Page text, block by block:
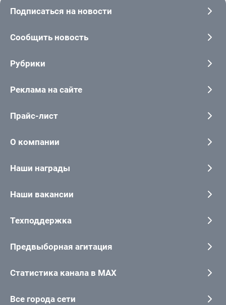
Подписаться на новости
Сообщить новость
Рубрики
Реклама на сайте
Прайс-лист
О компании
Наши награды
Наши вакансии
Техподдержка
Предвыборная агитация
Статистика канала в MAX
Все города сети